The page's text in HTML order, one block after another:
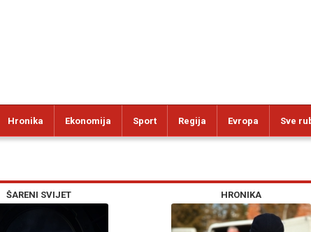
Hronika Ekonomija Sport Regija Evropa Sve
ŠARENI SVIJET HRONIKA